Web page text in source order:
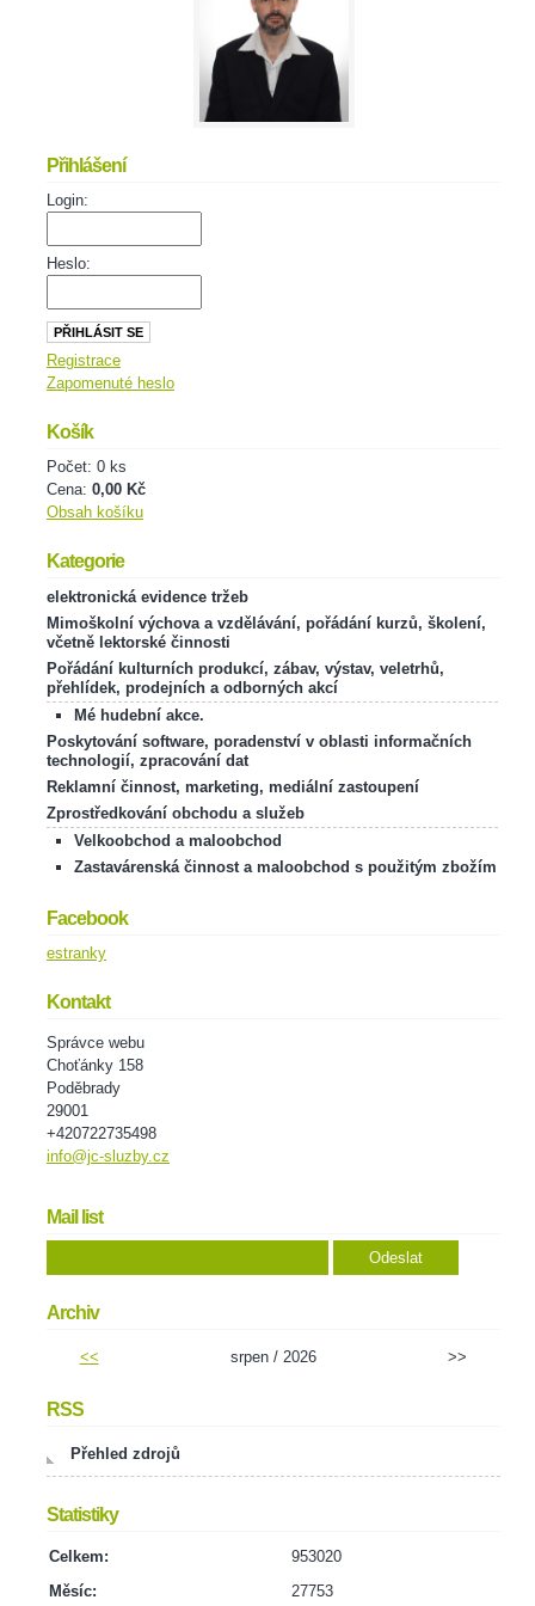
Přihlášení
Login:
Heslo:
Registrace
Zapomenuté heslo
Košík
Počet: 0 ks
Cena: 0,00 Kč
Obsah košíku
Kategorie
elektronická evidence tržeb
Mimoškolní výchova a vzdělávání, pořádání kurzů, školení,
včetně lektorské činnosti
Pořádání kulturních produkcí, zábav, výstav, veletrhů,
přehlídek, prodejních a odborných akcí
Mé hudební akce.
Poskytování software, poradenství v oblasti informačních
technologií, zpracování dat
Reklamní činnost, marketing, mediální zastoupení
Zprostředkování obchodu a služeb
Velkoobchod a maloobchod
Zastavárenská činnost a maloobchod s použitým zbožím
Facebook
estranky
Kontakt
Správce webu
Choťánky 158
Poděbrady
29001
+420722735498
info@jc-sluzby.cz
Mail list
Archiv
<< srpen / 2026 >>
RSS
Přehled zdrojů
Statistiky
Celkem:
953020
Měsíc:
27753